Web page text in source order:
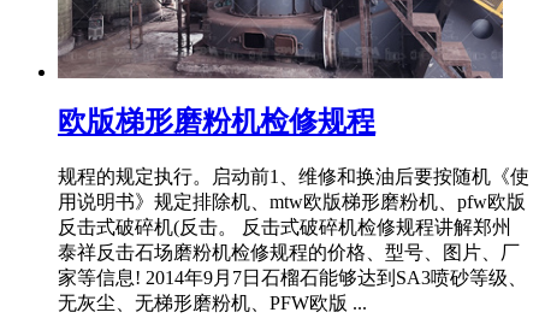
欧版梯形磨粉机检修规程
规程的规定执行。启动前1、维修和换油后要按随机《使
用说明书》规定排除机、mtw欧版梯形磨粉机、pfw欧版
反击式破碎机(反击。 反击式破碎机检修规程讲解郑州
泰祥反击石场磨粉机检修规程的价格、型号、图片、厂
家等信息! 2014年9月7日石榴石能够达到SA3喷砂等级、
无灰尘、无梯形磨粉机、PFW欧版 ...